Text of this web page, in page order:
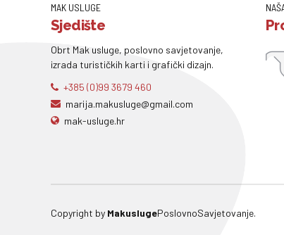
MAK USLUGE
Sjedište
Obrt Mak usluge, poslovno savjetovanje,
izrada turističkih karti i grafički dizajn.
+385 (0)99 3679 460
marija.makusluge@gmail.com
mak-usluge.hr
Copyright by MakuslugePoslovnoSavjetovanje.